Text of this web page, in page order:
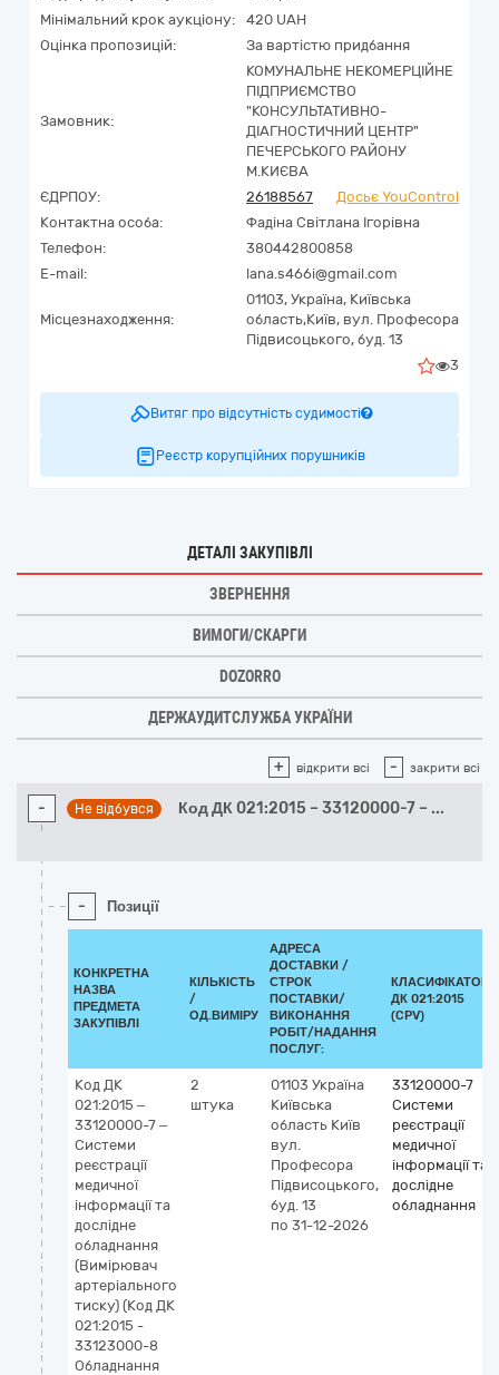
Мінімальний крок аукціону:
420 UAH
Оцінка пропозицій:
За вартістю придбання
Замовник:
КОМУНАЛЬНЕ НЕКОМЕРЦІЙНЕ
ПІДПРИЄМСТВО
"КОНСУЛЬТАТИВНО-
ДІАГНОСТИЧНИЙ ЦЕНТР"
ПЕЧЕРСЬКОГО РАЙОНУ
М.КИЄВА
ЄДРПОУ:
26188567
Досьє YouControl
Контактна особа:
Фадіна Світлана Ігорівна
Телефон:
380442800858
E-mail:
lana.s466i@gmail.com
Місцезнаходження:
01103, Україна, Київська
область,Київ, вул. Професора
Підвисоцького, буд. 13
3
Витяг про відсутність судимості
Реєстр корупційних порушників
ДЕТАЛІ ЗАКУПІВЛІ
ЗВЕРНЕННЯ
ВИМОГИ/СКАРГИ
DOZORRO
ДЕРЖАУДИТСЛУЖБА УКРАЇНИ
+ відкрити всі - закрити всі
- Не відбувся Код ДК 021:2015 – 33120000-7 – ...
- Позиції
КОНКРЕТНА
НАЗВА
ПРЕДМЕТА
ЗАКУПІВЛІ
КІЛЬКІСТЬ
/
ОД.ВИМІРУ
АДРЕСА
ДОСТАВКИ /
СТРОК
ПОСТАВКИ/
ВИКОНАННЯ
РОБІТ/НАДАННЯ
ПОСЛУГ:
КЛАСИФІКАТОР
ДК 021:2015
(CPV)
Код ДК
021:2015 –
33120000-7 –
Системи
реєстрації
медичної
інформації та
дослідне
обладнання
(Вимірювач
артеріального
тиску) (Код ДК
021:2015 -
33123000-8
Обладнання
2
штука
01103 Україна
Київська
область Київ
вул.
Професора
Підвисоцького,
буд. 13
по 31-12-2026
33120000-7
Системи
реєстрації
медичної
інформації та
дослідне
обладнання